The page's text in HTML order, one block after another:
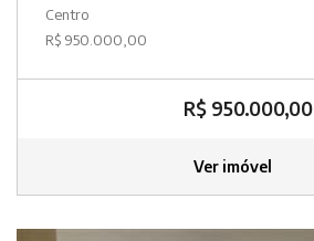
Centro
R$ 950.000,00
R$ 950.000,00
Ver imóvel